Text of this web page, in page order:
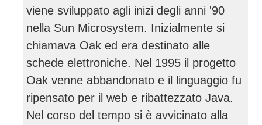
viene sviluppato agli inizi degli anni '90
nella Sun Microsystem. Inizialmente si
chiamava Oak ed era destinato alle
schede elettroniche. Nel 1995 il progetto
Oak venne abbandonato e il linguaggio fu
ripensato per il web e ribattezzato Java.
Nel corso del tempo si è avvicinato alla